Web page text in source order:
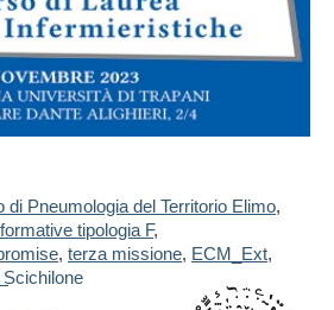
di Pneumologia del Territorio Elimo,
tipologia F,
, terza missione, ECM_Ext,
Scichilone